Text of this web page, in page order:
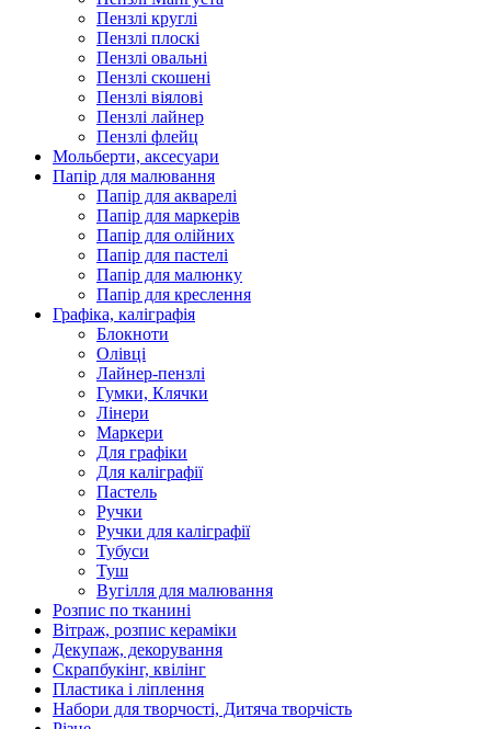
Пензлі круглі
Пензлі плоскі
Пензлі овальні
Пензлі скошені
Пензлі віялові
Пензлі лайнер
Пензлі флейц
Мольберти, аксесуари
Папір для малювання
Папір для акварелі
Папір для маркерів
Папір для олійних
Папір для пастелі
Папір для малюнку
Папір для креслення
Графіка, каліграфія
Блокноти
Олівці
Лайнер-пензлі
Гумки, Клячки
Лінери
Маркери
Для графіки
Для каліграфії
Пастель
Ручки
Ручки для каліграфії
Тубуси
Туш
Вугілля для малювання
Розпис по тканині
Вітраж, розпис кераміки
Декупаж, декорування
Скрапбукінг, квілінг
Пластика і ліплення
Набори для творчості, Дитяча творчість